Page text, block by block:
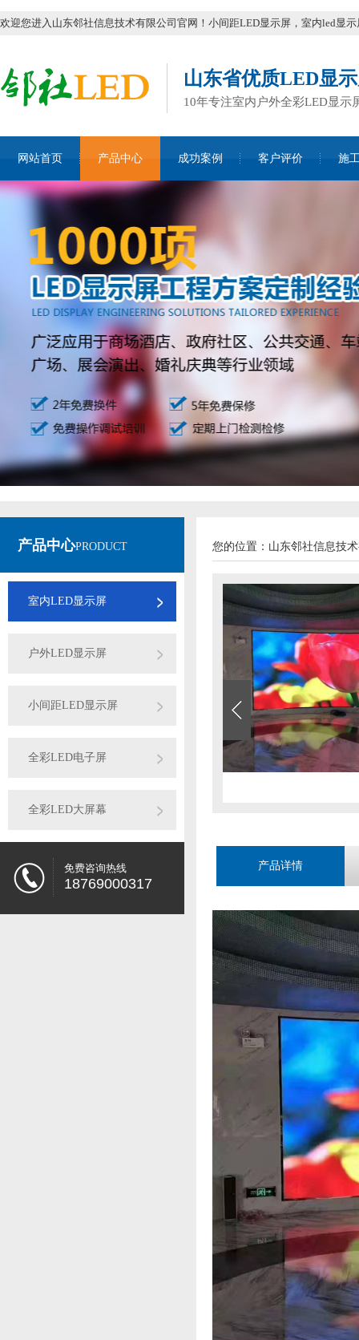
欢迎您进入山东邻社信息技术有限公司官网！小间距LED显示屏，室内led显
山东省优质LED显
10年专注室内户外全彩LED显示
网站首页 产品中心 成功案例 客户评价 施
产品中心PRODUCT
室内LED显示屏
户外LED显示屏
小间距LED显示屏
全彩LED电子屏
全彩LED大屏幕
免费咨询热线
18769000317
您的位置： 山东邻社信息技
产品详情